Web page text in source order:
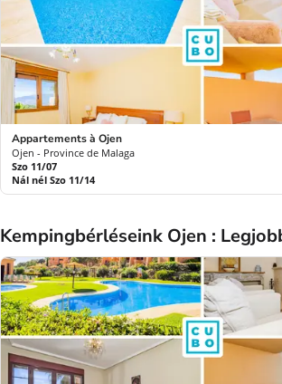
Appartements à Ojen
Ojen - Province de Malaga
Szo 11/07
Nál nél Szo 11/14
Kempingbérléseink Ojen :